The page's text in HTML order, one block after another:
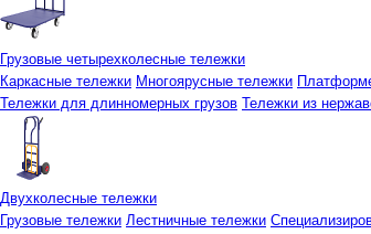
Грузовые четырехколесные тележки
Каркасные тележки Многоярусные тележки
Тележки для длинномерных грузов Тележки из
Двухколесные тележки
Грузовые тележки Лестничные тележки